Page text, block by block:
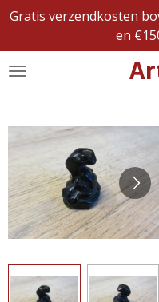
Ga
naar
de
Gratis verzendkosten
en